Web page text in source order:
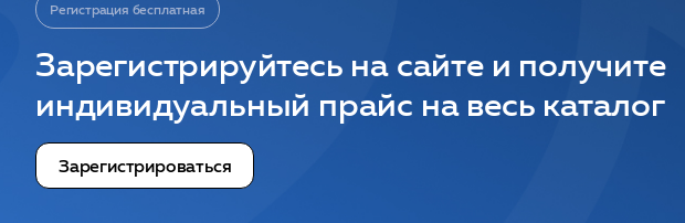
Регистрация бесплатная
Зарегистрируйтесь на сайте и получите
индивидуальный прайс на весь каталог
Зарегистрироваться